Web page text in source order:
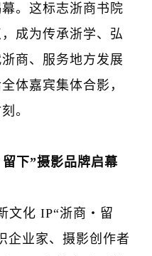
。这标志浙商书院
成为传承浙学、弘
商、服务地方发展
体嘉宾集体合影，
。
下”摄影品牌启幕
化 IP“浙商・留
企业家、摄影创作者